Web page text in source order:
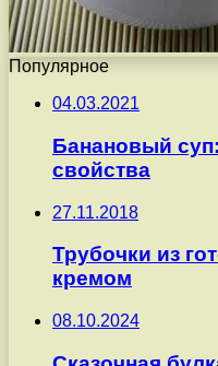
Популярное
04.03.2021
Банановый
свойства
27.11.2018
Трубочки из
кремом
08.10.2024